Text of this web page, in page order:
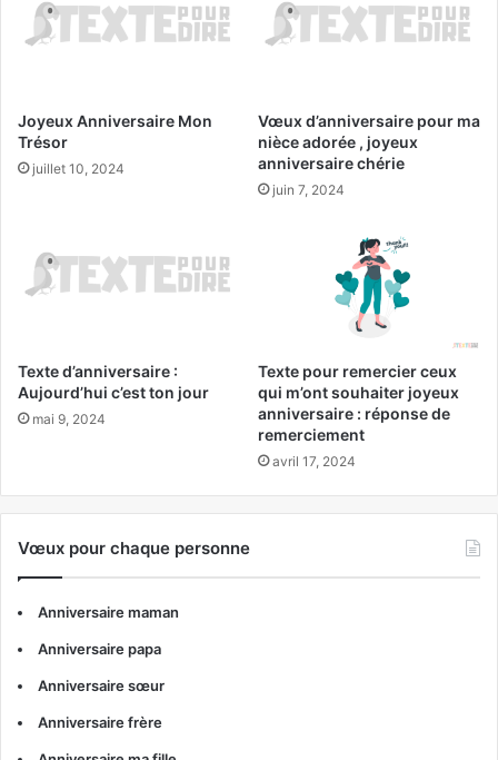
Joyeux Anniversaire Mon
Trésor
juillet 10, 2024
Vœux d’anniversaire pour ma
nièce adorée , joyeux
anniversaire chérie
juin 7, 2024
Texte d’anniversaire :
Aujourd’hui c’est ton jour
mai 9, 2024
Texte pour remercier ceux
qui m’ont souhaiter joyeux
anniversaire : réponse de
remerciement
avril 17, 2024
Vœux pour chaque personne
Anniversaire maman
Anniversaire papa
Anniversaire sœur
Anniversaire frère